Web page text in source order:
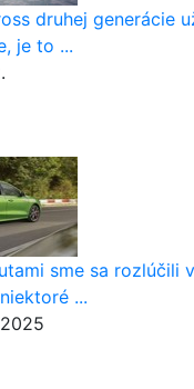
druhej generácie
je to ...
sme sa rozlúčili
...